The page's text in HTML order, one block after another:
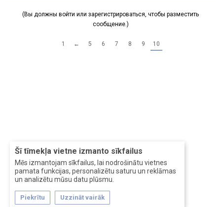
Šī tīmekļa vietne izmanto sīkfailus
Mēs izmantojam sīkfailus, lai nodrošinātu vietnes
pamata funkcijas, personalizētu saturu un reklāmas
un analizētu mūsu datu plūsmu.
Piekrītu Uzzināt vairāk
(Вы должны войти или зарегистрироваться, чтобы разместить
сообщение.)
1 ← 5 6 7 8 9 10